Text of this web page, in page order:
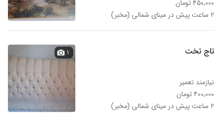
۴۵۰,۰۰۰ تومان
۲ ساعت پیش در مینای شمالی (مخبر)
تاج تخت
نیازمند تعمیر
۴۰۰,۰۰۰ تومان
۲ ساعت پیش در مینای شمالی (مخبر)
۱